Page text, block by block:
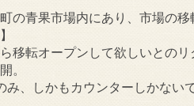
の青果市場内にあり、市場の
移転オープンして欲しいとの
。
み、しかもカウンターしかない